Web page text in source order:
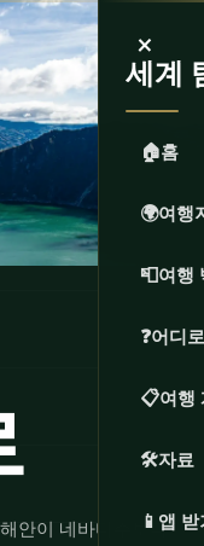
×
세계
🏠홈
🌍여행
📮여행
❓어디
📋여행
🛠️자료
📱 앱 받
안이 네바다주보다